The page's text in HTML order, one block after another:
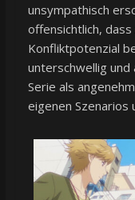
unsympathisch
offensichtlich, dass
Konfliktpotenzial
unterschwellig
Serie als
eigenen Szenarios